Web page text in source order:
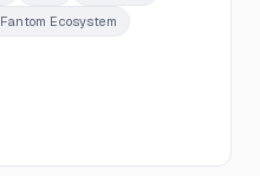
Fantom Ecosystem